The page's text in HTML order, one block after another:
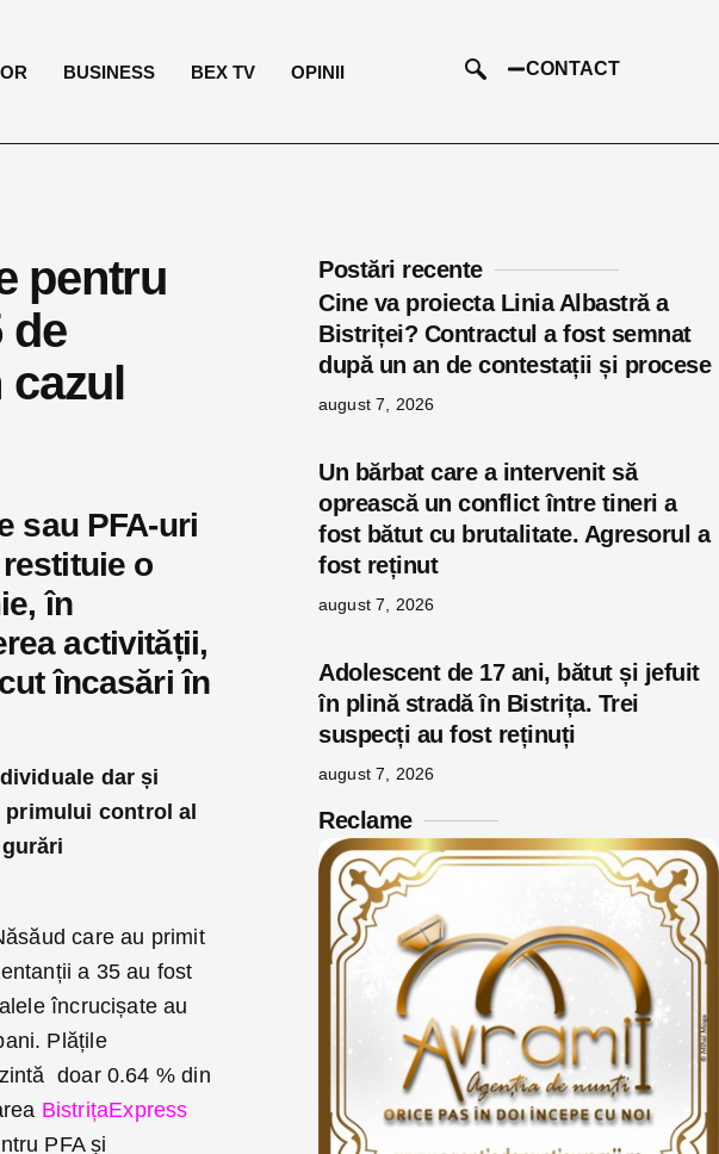
BUSINESS BEX TV OPINII CONTACT
pentru
de
cazul
sau PFA-uri
o
în
activității,
încasări în
dar și
control al
care au primit
a 35 au fost
încrucișate au
Plățile
doar 0.64 % din
BistrițaExpress
PFA și
Postări recente
Cine va proiecta Linia Albastră a
Bistriței? Contractul a fost semnat
după un an de contestații și procese
august 7, 2026
Un bărbat care a intervenit să
oprească un conflict între tineri a
fost bătut cu brutalitate. Agresorul a
fost reținut
august 7, 2026
Adolescent de 17 ani, bătut și jefuit
în plină stradă în Bistrița. Trei
suspecți au fost reținuți
august 7, 2026
Reclame